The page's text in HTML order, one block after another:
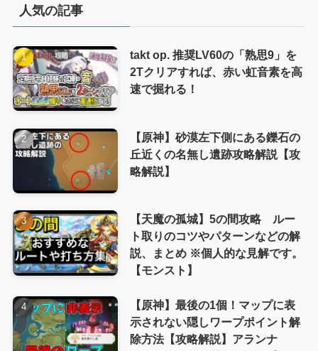
ー
人気の記事
takt op. 推奨LV60の「熟思9」を
2Tクリアすれば、赤い虹音素を高
速で掘れる！
【原神】砂漠左下側にある鑠石の
丘近くの名無し遺跡攻略解説【攻
略解説】
【天魔の孤城】5の間攻略 ルー
ト取りのコツやパターンなどの解
説、まとめ ※個人的な見解です。
【モンスト】
【原神】最後の1個！マップに表
示されない隠しワープポイント解
除方法【攻略解説】アランナ